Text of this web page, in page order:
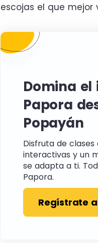
escojas el que mejor
Domina el
Papora
Popayán
Disfruta de clases
interactivas y un
se adapta a ti.
Papora.
Regístrate